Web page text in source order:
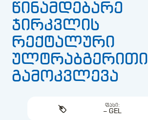
წინამდებარე
ჯირკვლის
რექტალური
ულტრაბგერითი
გამოკვლევა
ᲤᲐᲡᲘ:
– GEL